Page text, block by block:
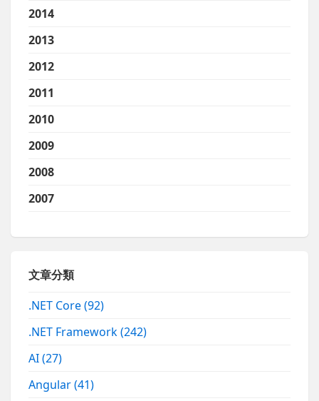
2014
2013
2012
2011
2010
2009
2008
2007
文章分類
.NET Core(92)
.NET Framework(242)
AI(27)
Angular(41)